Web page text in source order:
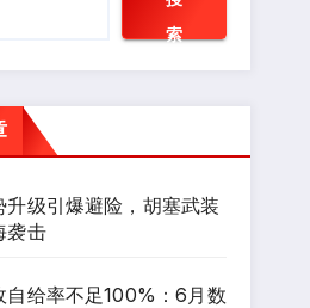
索
升级引爆避险，胡塞武装
袭击
自给率不足100%：6月数